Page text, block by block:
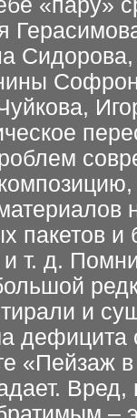
«пару»
пакетов
т. д.
и
дефицита
«Пейзаж